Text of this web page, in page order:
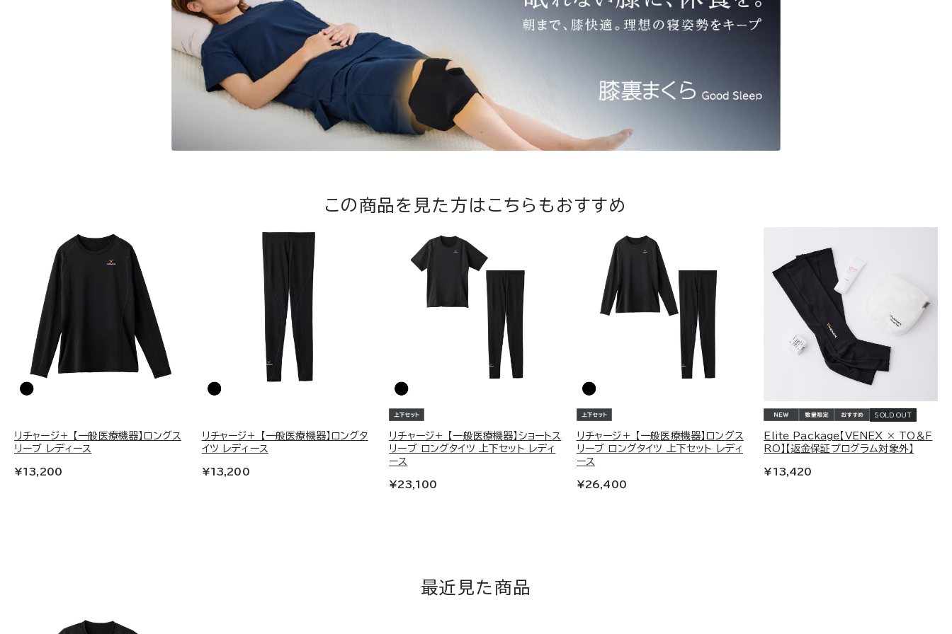
この商品を見た方は こちらもおすすめ
リチャージ＋ 【一般医療機器】ロングス
リーブ レディース
¥13,200
リチャージ＋ 【一般医療機器】ロングタ
イツ レディース
¥13,200
リチャージ＋ 【一般医療機器】ショートス
リーブ ロングタイツ 上下セット レディ
ース
¥23,100
リチャージ＋ 【一般医療機器】ロングス
リーブ ロングタイツ 上下セット レディ
ース
¥26,400
SOLD OUT
Elite Package【VENEX × TO＆F
RO】【返金保証プログラム対象外】
¥13,420
最近見た商品